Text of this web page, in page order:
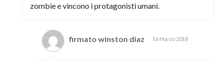
zombie e vincono i protagonisti umani.
firmato winston diaz 16 Marzo 2018